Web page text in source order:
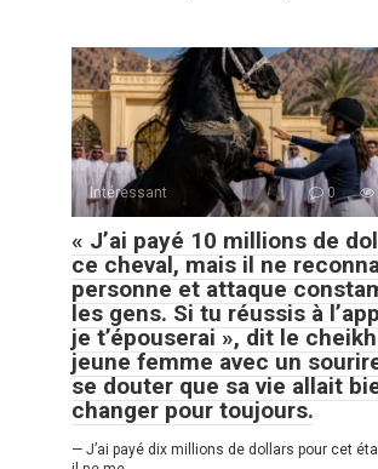
Intéressant 0
« J’ai payé 10 millions de
ce cheval, mais il ne
personne et attaque
les gens. Si tu réussis à
je t’épouserai », dit le
jeune femme avec un
se douter que sa vie allait
changer pour toujours.
— J’ai payé dix millions de dollars pour cet